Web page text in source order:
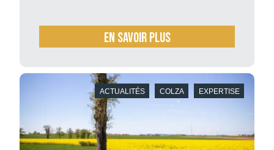
En savoir plus
ACTUALITÉS COLZA EXPERTISE